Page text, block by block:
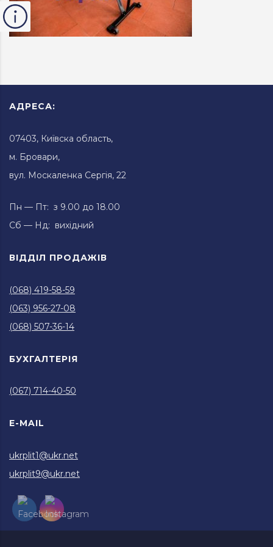
АДРЕСА:
07403, Київска область,
м. Бровари,
вул. Москаленка Сергія, 22
Пн — Пт: з 9.00 до 18.00
Сб — Нд: вихідний
ВІДДІЛ ПРОДАЖІВ
(068) 419-58-59
(063) 956-27-08
(068) 507-36-14
БУХГАЛТЕРІЯ
(067) 714-40-50
E-MAIL
ukrplit1@ukr.net
ukrplit9@ukr.net